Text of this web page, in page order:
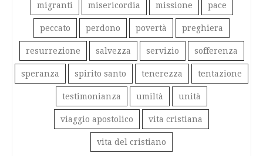
migranti misericordia missione pace
peccato perdono povertà preghiera
resurrezione salvezza servizio sofferenza
speranza spirito santo tenerezza tentazione
testimonianza umiltà unità
viaggio apostolico vita cristiana
vita del cristiano